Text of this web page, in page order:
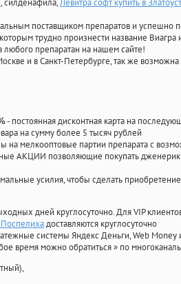
, силденафила,Левитра софт купить в
поставщиком препаратов и успешно
трудно произнести название Виагра
препаратан на нашем сайте!
и в Санкт-Петербурге, так же возможна
- постоянная дисконтная карта на
на сумму более 5 тысяч рублей
мелкооптовые партии препарата с
АКЦИИ позволяющие покупать
усилия, чтобы сделать
дней круглосуточно. Для VIP
Поспелихадоставляются круглосуточно
системы Яндекс Деньги, Web Money
время можно обратиться» по